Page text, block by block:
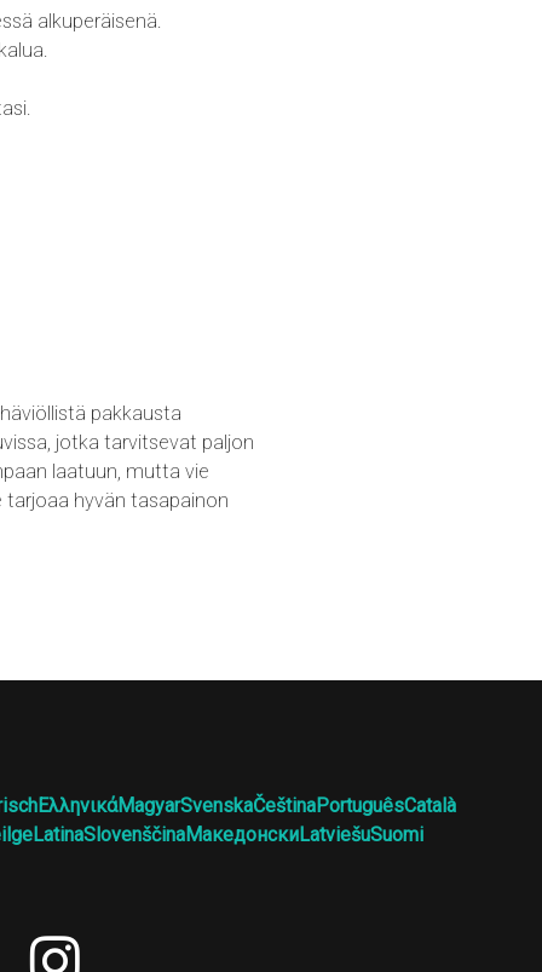
alkuperäisenä.
pakkausta
jotka tarvitsevat paljon
laatuun, mutta vie
hyvän tasapainon
ΕλληνικάMagyarSvenskaČeštinaPortuguêsCatalà
LatinaSlovenščinaМакедонскиLatviešuSuomi